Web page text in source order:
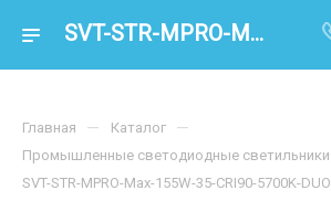
SVT-STR-MPRO-Max-155W-35-CRI90-5700K-DUO – купить по цене в интернет-магазине energoresurs-spb.ru
Главная — Каталог —
Промышленные светодиодные светильники
SVT-STR-MPRO-Max-155W-35-CRI90-5700K-DUO